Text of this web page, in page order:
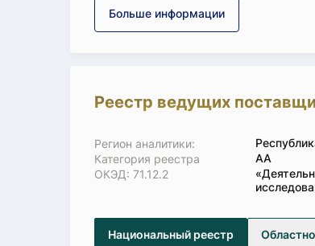
Больше информации
Реестр ведущих
Регион аналитики:
Категория реестра
АА
ОКЭД: 71.12.2
Национальный реестр